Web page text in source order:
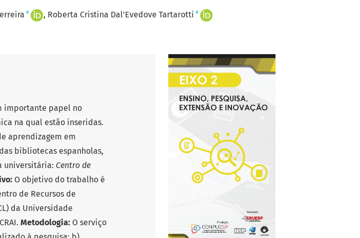
+ Roberta Cristina Dal'Evedove Tartarotti +
importante papel no
na qual estão inseridas.
aprendizagem em
bibliotecas espanholas,
universitária: Centro de
O objetivo do trabalho é
de Recursos de
da Universidade
Metodologia: O serviço